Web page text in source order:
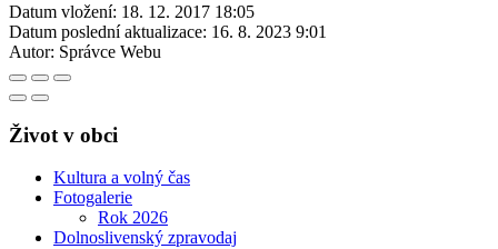
Datum vložení: 18. 12. 2017 18:05
Datum poslední aktualizace: 16. 8. 2023 9:01
Autor: Správce Webu
Život v obci
Kultura a volný čas
Fotogalerie
Rok 2026
Dolnoslivenský zpravodaj